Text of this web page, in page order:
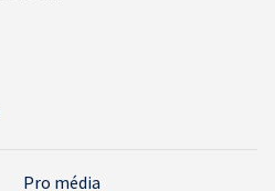
Pro média